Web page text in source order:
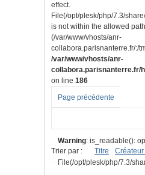
effect.
File(/opt/plesk/php/7.3/
is not within the allowed
(/var/www/vhosts/anr-
collabora.parisnanterre.fr/:/
/var/www/vhosts/anr-
collabora.parisnanterre.fr/
on line 186
Page précédente
Warning: is_readable():
File(/opt/plesk/php/7.3/
Trier par : Titre Créateur